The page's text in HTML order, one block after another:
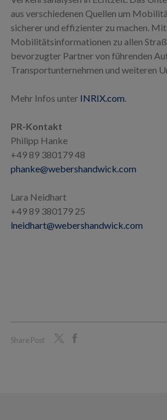
aus verschiedenen Quellen um
sicherer und effizienter zu machen. Mit
Mobilitätsinformationen zu allen
bevorzugter Partner von führenden
Transportunternehmen und weiteren
Mehr Infos unter INRIX.com.
PR-Kontakt
Philipp Hanke
+49 89 380179 48
phanke@webershandwick.com
Lara Neidhart
+49 89 380179 25
lneidhart@webershandwick.com
Share Post